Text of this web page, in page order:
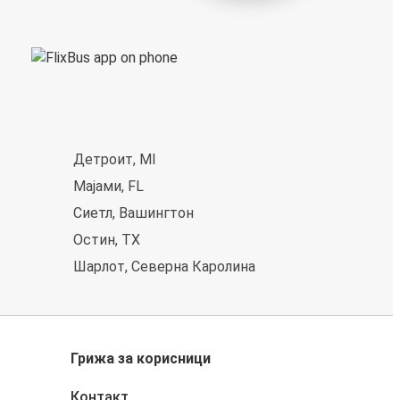
Детроит, MI
Мајами, FL
Сиетл, Вашингтон
Остин, TX
Шарлот, Северна Каролина
Грижа за корисници